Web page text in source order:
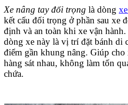
Xe nâng tay đối trọng là dòng
kết cấu đối trọng ở phần sau xe
định và an toàn khi xe vận
dòng xe này là vị trí đặt bánh di
điểm gần khung nâng. Giúp cho
hàng sát nhau, không làm tốn
chứa.